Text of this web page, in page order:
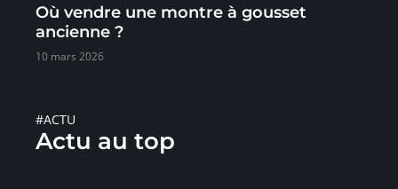
Où vendre une montre à gousset
ancienne ?
10 mars 2026
#ACTU
Actu au top